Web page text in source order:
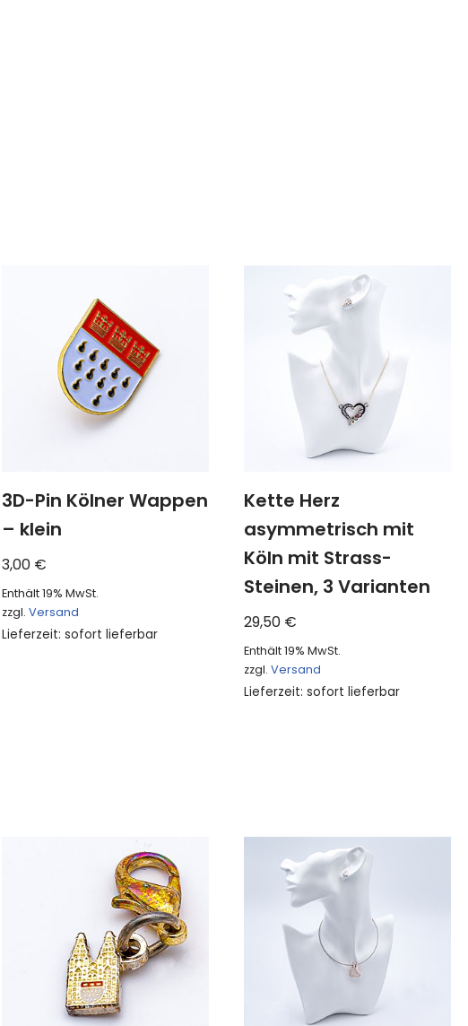
3D-Pin Kölner Wappen
– klein
3,00 €
Enthält 19% MwSt.
zzgl.Versand
Lieferzeit: sofort lieferbar
Kette Herz
asymmetrisch mit
Köln mit Strass-
Steinen, 3 Varianten
29,50 €
Enthält 19% MwSt.
zzgl.Versand
Lieferzeit: sofort lieferbar